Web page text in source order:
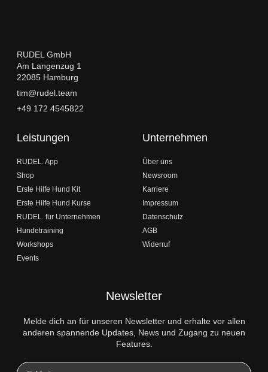
RUDEL GmbH
Am Langenzug 1
22085 Hamburg
tim@rudel.team
+49 172 4545822
Leistungen
RUDEL. App
Shop
Erste Hilfe Hund Kit
Erste Hilfe Hund Kurse
RUDEL. für Unternehmen
Hundetraining
Workshops
Events
Unternehmen
Über uns
Newsroom
Karriere
Impressum
Datenschutz
AGB
Widerruf
Newsletter
Melde dich an für unseren Newsletter und erhalte vor allen
anderen spannende Updates, News und Zugang zu neuen
Features.